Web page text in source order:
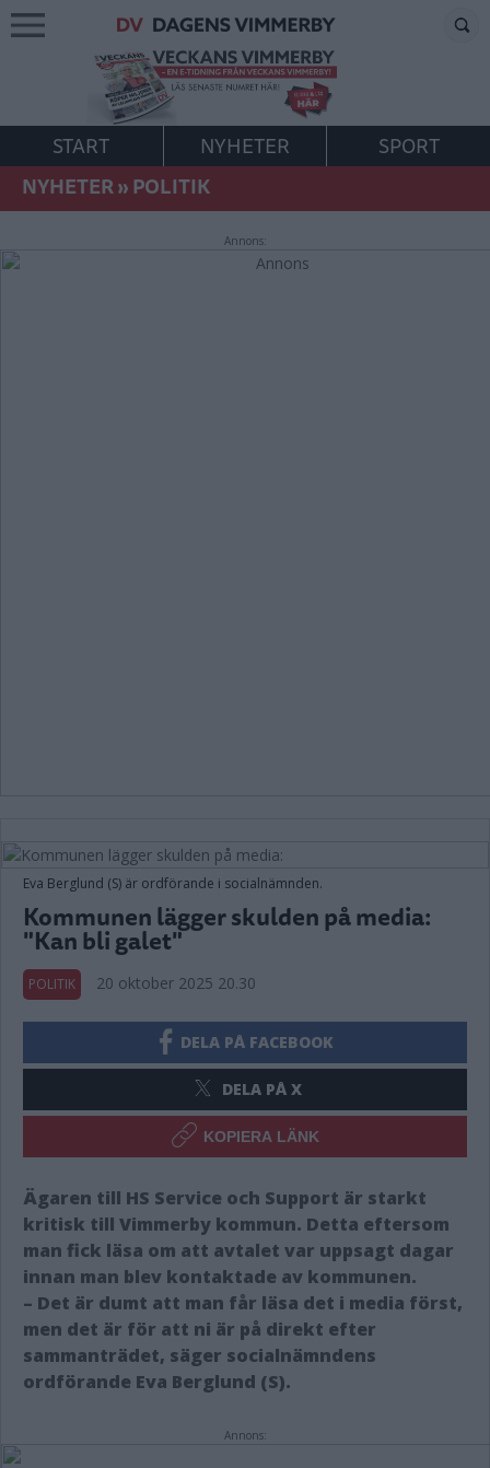
START NYHETER
SPORT
NYHETER»POLITIK
Annons:
Eva Berglund (S) är ordförande i socialnämnden.
Kommunen lägger skulden på media:
"Kan bli galet"
POLITIK 20 oktober 2025 20.30
DELA PÅ FACEBOOK
DELA PÅ X
KOPIERA LÄNK
Ägaren till HS Service och Support är starkt
kritisk till Vimmerby kommun. Detta eftersom
man fick läsa om att avtalet var uppsagt dagar
innan man blev kontaktade av kommunen.
– Det är dumt att man får läsa det i media först,
men det är för att ni är på direkt efter
sammanträdet, säger socialnämndens
ordförande Eva Berglund (S).
Annons: